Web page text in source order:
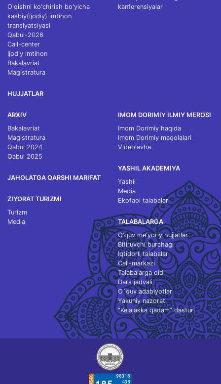
O'qishni ko'chirish bo'yicha
kasbiy(ijodiy) imtihon
translyatsiyasi
Qabul-2026
Call-center
Ijodiy imtihon
Bakalavriat
Magistratura
HUJJATLAR
kanferensiyalar
ARXIV
Bakalavriat
Magistratura
Qabul 2024
Qabul 2025
JAHOLATGA QARSHI MARIFAT
ZIYORAT TURIZMI
Turizm
Media
IMOM DORIMIY ILMIY MEROSI
Imom Dorimiy haqida
Imom Dorimiy maqolalari
Videolavha
YASHIL AKADEMIYA
Yashil
Media
Ekofaol talabalar
TALABALARGA
O‘quv me'yoriy hujjatlar
Bitiruvchi burchagi
Iqtidorli talabalar
Call-markazi
Talabalarga oid
Dars jadvali
O`quv adabiyotlar
Yakuniy nazorat
“Kelajakka qadam” dasturi